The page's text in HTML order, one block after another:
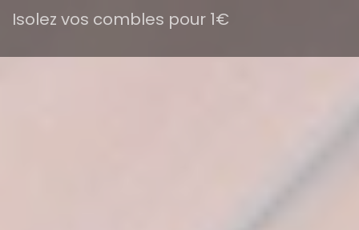
Isolez vos combles pour 1€